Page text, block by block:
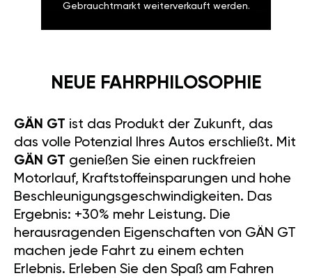
Gebrauchtmarkt weiterverkauft werden.
NEUE FAHRPHILOSOPHIE
GÄN GT ist das Produkt der Zukunft, das
das volle Potenzial Ihres Autos erschließt. Mit
GÄN GT genießen Sie einen ruckfreien
Motorlauf, Kraftstoffeinsparungen und hohe
Beschleunigungsgeschwindigkeiten. Das
Ergebnis: +30% mehr Leistung. Die
herausragenden Eigenschaften von GÄN GT
machen jede Fahrt zu einem echten
Erlebnis. Erleben Sie den Spaß am Fahren